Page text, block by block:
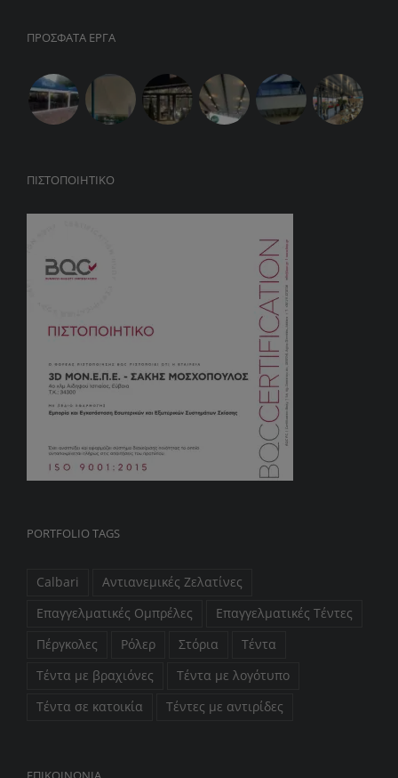
ΠΡΟΣΦΑΤΑ ΕΡΓΑ
ΠΙΣΤΟΠΟΙΗΤΙΚΌ
PORTFOLIO TAGS
Calbari
Αντιανεμικές Ζελατίνες
Επαγγελματικές Ομπρέλες
Επαγγελματικές Τέντες
Πέργκολες
Ρόλερ Στόρια
Τέντα
Τέντα με βραχιόνες
Τέντα με λογότυπο
Τέντα σε κατοικία
Τέντες με αντιρίδες